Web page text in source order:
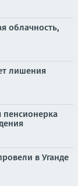
облачность,
лишения
пенсионерка
в Уганде